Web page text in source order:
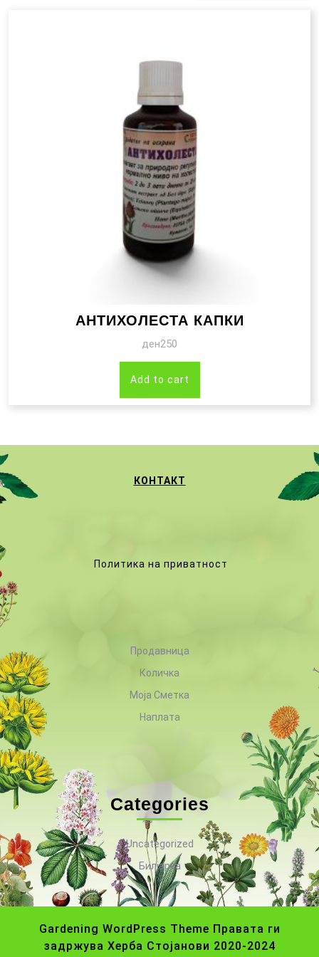
АНТИХОЛЕСТА КАПКИ
ден250
Add to cart
КОНТАКТ
Политика на приватност
Продавница
Количка
Моја Сметка
Наплата
Categories
Uncategorized
Билјарка
Gardening WordPress Theme Правата ги
задржува Херба Стојанови 2020-2024